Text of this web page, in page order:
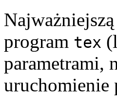
program tex
parametrami,
uruchomienie